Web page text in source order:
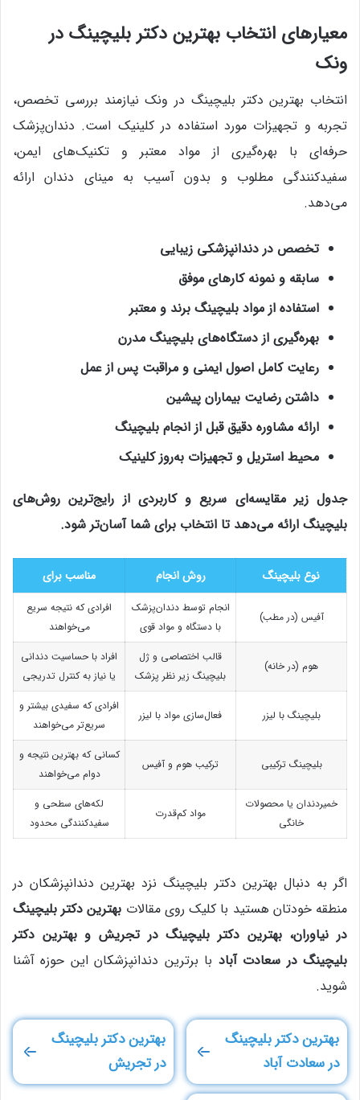
معیارهای انتخاب بهترین دکتر بلیچینگ در
ونک
انتخاب بهترین دکتر بلیچینگ در ونک نیازمند بررسی تخصص،
تجربه و تجهیزات مورد استفاده در کلینیک است. دندان‌پزشک
حرفه‌ای با بهره‌گیری از مواد معتبر و تکنیک‌های ایمن،
سفیدکنندگی مطلوب و بدون آسیب به مینای دندان ارائه
می‌دهد.
تخصص در دندانپزشکی زیبایی
سابقه و نمونه کارهای موفق
استفاده از مواد بلیچینگ برند و معتبر
بهره‌گیری از دستگاه‌های بلیچینگ مدرن
رعایت کامل اصول ایمنی و مراقبت پس از عمل
داشتن رضایت بیماران پیشین
ارائه مشاوره دقیق قبل از انجام بلیچینگ
محیط استریل و تجهیزات به‌روز کلینیک
جدول زیر مقایسه‌ای سریع و کاربردی از رایج‌ترین روش‌های
بلیچینگ ارائه می‌دهد تا انتخاب برای شما آسان‌تر شود.
نوع بلیچینگ روش انجام مناسب برای
آفیس (در مطب)
انجام توسط دندان‌پزشک
با دستگاه و مواد قوی
افرادی که نتیجه سریع
می‌خواهند
هوم (در خانه)
قالب اختصاصی و ژل
بلیچینگ زیر نظر پزشک
افراد با حساسیت دندانی
یا نیاز به کنترل تدریجی
بلیچینگ با لیزر فعال‌سازی مواد با لیزر
افرادی که سفیدی بیشتر و
سریع‌تر می‌خواهند
بلیچینگ ترکیبی ترکیب هوم و آفیس
کسانی که بهترین نتیجه و
دوام می‌خواهند
خمیردندان یا محصولات
خانگی
مواد کم‌قدرت
لکه‌های سطحی و
سفیدکنندگی محدود
اگر به دنبال بهترین دکتر بلیچینگ نزد بهترین دندانپزشکان در
منطقه خودتان هستید با کلیک روی مقالات بهترین دکتر بلیچینگ
در نیاوران، بهترین دکتر بلیچینگ در تجریش و بهترین دکتر
بلیچینگ در سعادت آباد با برترین دندانپزشکان این حوزه آشنا
شوید.
بهترین دکتر بلیچینگ
در سعادت آباد
بهترین دکتر بلیچینگ
در تجریش